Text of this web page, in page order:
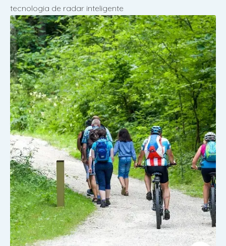
tecnologia de radar inteligente